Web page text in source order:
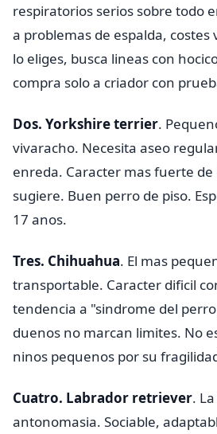
respiratorios serios sobre todo
a problemas de espalda, costes
lo eliges, busca lineas con
compra solo a criador con
Dos. Yorkshire terrier.
vivaracho. Necesita aseo
enreda. Caracter mas fuerte
sugiere. Buen perro de piso.
17 anos.
Tres. Chihuahua. El mas
transportable. Caracter dificil
tendencia a "sindrome del
duenos no marcan limites. No
ninos pequenos por su
Cuatro. Labrador retriever.
antonomasia. Sociable,